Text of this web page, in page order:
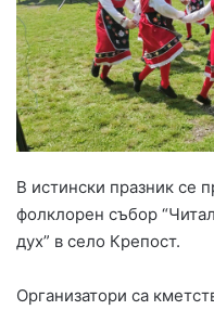
В истински празник се
фолклорен събор
дух” в село Крепост.
Организатори са